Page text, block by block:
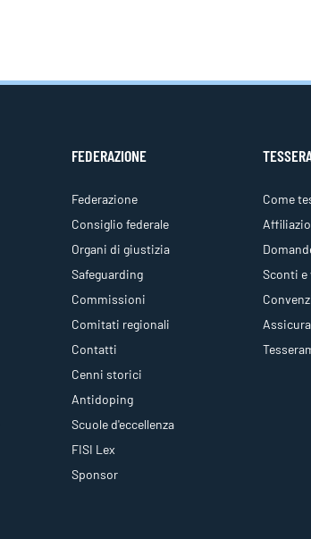
FEDERAZIONE
Federazione
Consiglio federale
Organi di giustizia
Safeguarding
Commissioni
Comitati regionali
Contatti
Cenni storici
Antidoping
Scuole d'eccellenza
FISI Lex
Sponsor
Come
Sconti e